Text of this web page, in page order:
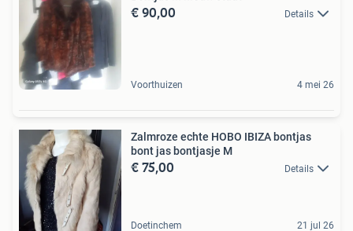
€ 90,00 Details
Voorthuizen 4 mei 26
Zalmroze echte HOBO IBIZA bontjas
bont jas bontjasje M
€ 75,00 Details
Doetinchem 21 jul 26